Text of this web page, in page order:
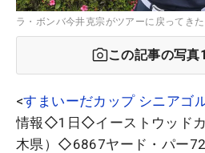
ラ・ボンバ今井克宗がツアーに戻ってきた
この記事の写真
<すまいーだカップ シニアゴ
情報◇1日◇イーストウッド
木県）◇6867ヤード・パー72